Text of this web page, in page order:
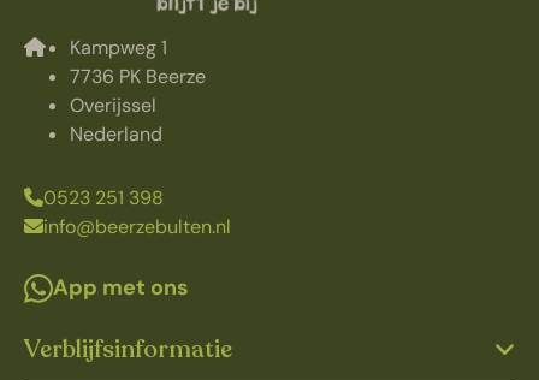
Kampweg 1
7736 PK Beerze
Overijssel
Nederland
0523 251 398
info@beerzebulten.nl
App met ons
Verblijfsinformatie